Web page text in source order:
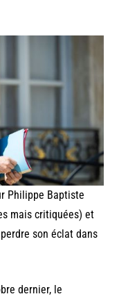
Philippe Baptiste
mais critiquées) et
son éclat dans
dernier, le